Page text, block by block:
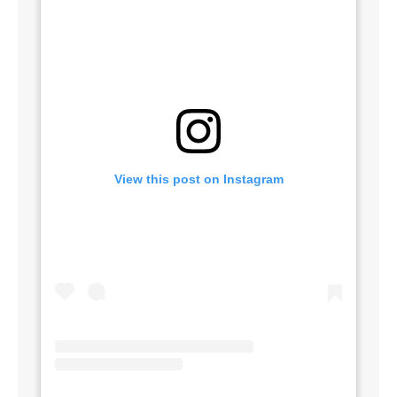
View this post on Instagram